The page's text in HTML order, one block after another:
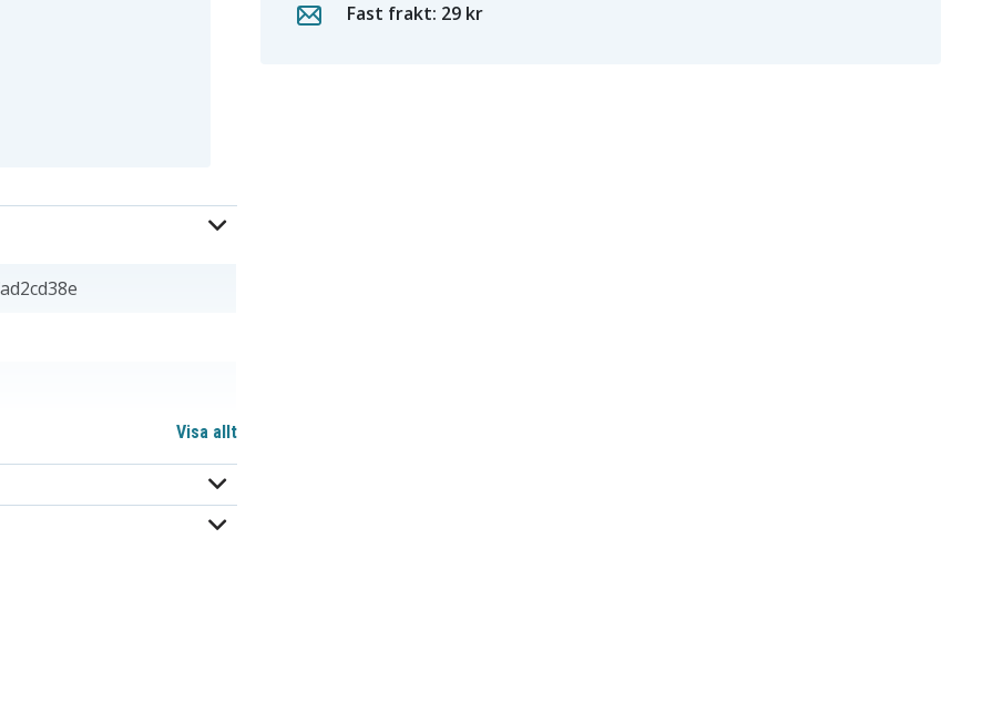
Fast frakt: 29 kr
Visa allt